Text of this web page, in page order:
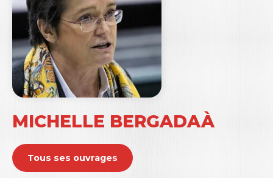
MICHELLE BERGADAÀ
Tous ses ouvrages